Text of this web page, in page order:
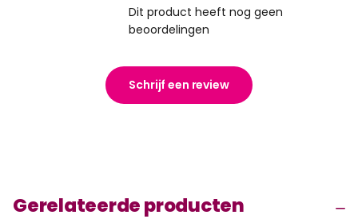
Dit product heeft nog geen
beoordelingen
Schrijf een review
Gerelateerde producten